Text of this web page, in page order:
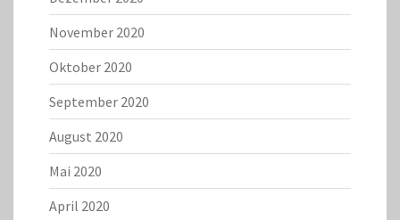
November 2020
Oktober 2020
September 2020
August 2020
Mai 2020
April 2020